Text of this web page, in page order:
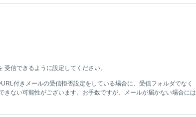
信できるように設定してください。
付きメールの受信拒否設定をしている場合に、受信フォルダでなく
ない可能性がございます。お手数ですが、メールが届かない場合には